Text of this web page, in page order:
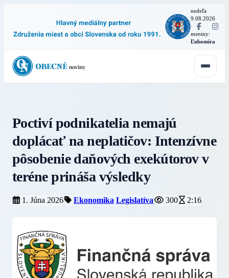
nedeľa
9.08.2026
·
meniny:
Ľubomíra
Poctiví podnikatelia nemajú
doplácať na neplatičov: Intenzívne
pôsobenie daňových exekútorov v
teréne prináša výsledky
1. Júna 2026 Ekonomika Legislatíva 300 2:16